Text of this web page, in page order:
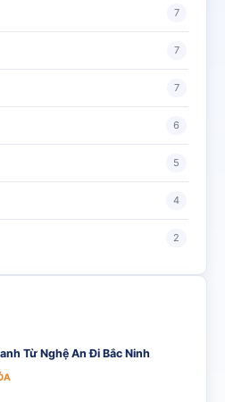
7
7
7
6
5
4
2
Từ Nghệ An Đi Bắc Ninh